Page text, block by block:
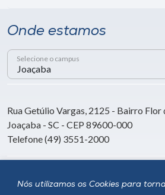
Nós utilizamos os Cookies para
Onde estamos
Selecione o campus
Rua Getúlio Vargas, 2125 - Bairro Flor
Joaçaba - SC - CEP 89600-000
Telefone (49) 3551-2000
Siga a Unoesc